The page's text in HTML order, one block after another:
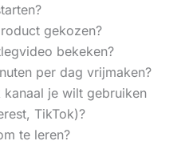
gekozen?
bekeken?
per dag vrijmaken?
kanaal je wilt gebruiken
TikTok)?
te leren?